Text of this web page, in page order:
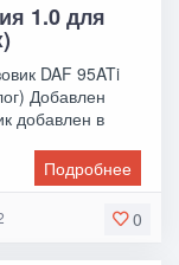
1.0 для
DAF 95ATi
Добавлен
добавлен в
Подробнее
0